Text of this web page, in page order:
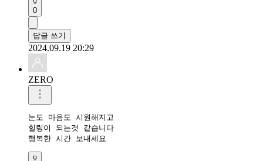
0
답글 쓰기
2024.09.19 20:29
ZERO
눈도 마음도 시원해지고
힐링이 되는것 같습니다
행복한 시간 보내세요